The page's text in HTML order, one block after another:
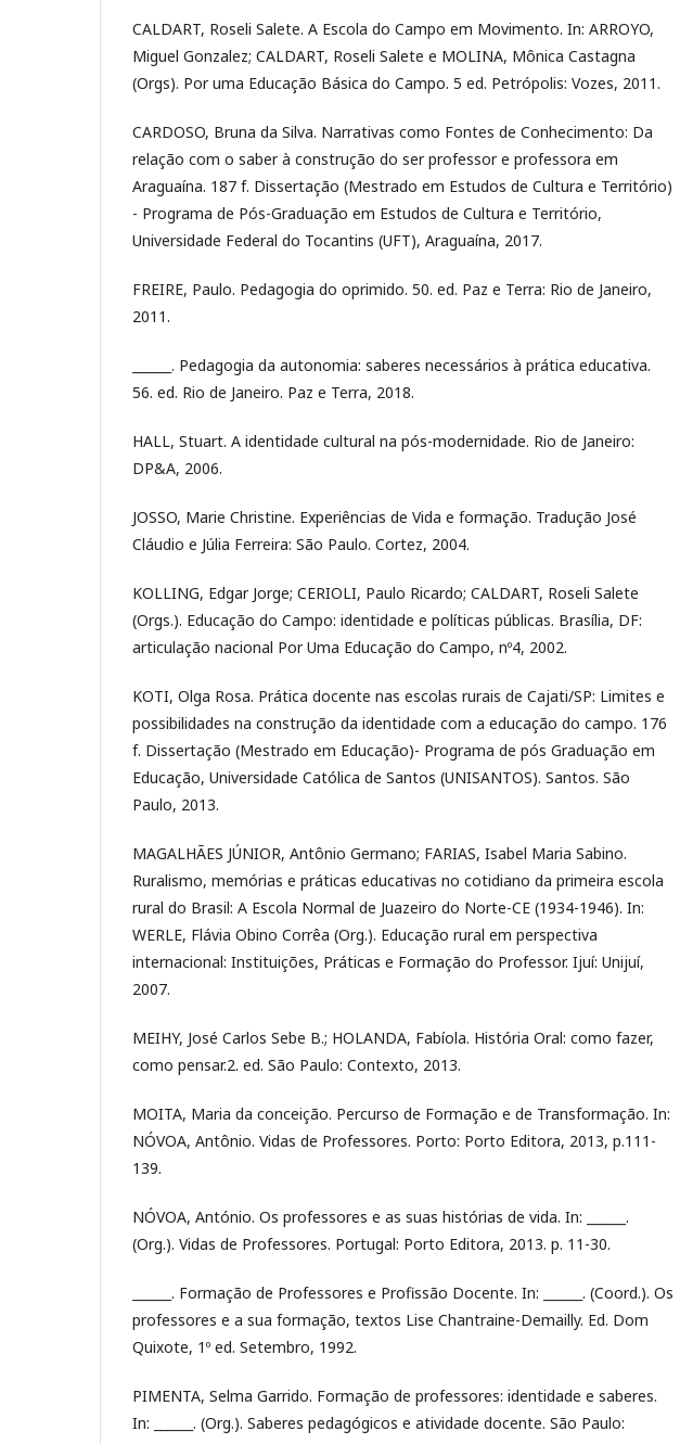
CALDART, Roseli Salete. A Escola do Campo em Movimento. In: ARROYO,
Miguel Gonzalez; CALDART, Roseli Salete e MOLINA, Mônica Castagna
(Orgs). Por uma Educação Básica do Campo. 5 ed. Petrópolis: Vozes, 2011.
CARDOSO, Bruna da Silva. Narrativas como Fontes de Conhecimento: Da
relação com o saber à construção do ser professor e professora em
Araguaína. 187 f. Dissertação (Mestrado em Estudos de Cultura e Território)
- Programa de Pós-Graduação em Estudos de Cultura e Território,
Universidade Federal do Tocantins (UFT), Araguaína, 2017.
FREIRE, Paulo. Pedagogia do oprimido. 50. ed. Paz e Terra: Rio de Janeiro,
2011.
______. Pedagogia da autonomia: saberes necessários à prática educativa.
56. ed. Rio de Janeiro. Paz e Terra, 2018.
HALL, Stuart. A identidade cultural na pós-modernidade. Rio de Janeiro:
DP&A, 2006.
JOSSO, Marie Christine. Experiências de Vida e formação. Tradução José
Cláudio e Júlia Ferreira: São Paulo. Cortez, 2004.
KOLLING, Edgar Jorge; CERIOLI, Paulo Ricardo; CALDART, Roseli Salete
(Orgs.). Educação do Campo: identidade e políticas públicas. Brasília, DF:
articulação nacional Por Uma Educação do Campo, nº4, 2002.
KOTI, Olga Rosa. Prática docente nas escolas rurais de Cajati/SP: Limites e
possibilidades na construção da identidade com a educação do campo. 176
f. Dissertação (Mestrado em Educação)- Programa de pós Graduação em
Educação, Universidade Católica de Santos (UNISANTOS). Santos. São
Paulo, 2013.
MAGALHÃES JÚNIOR, Antônio Germano; FARIAS, Isabel Maria Sabino.
Ruralismo, memórias e práticas educativas no cotidiano da primeira escola
rural do Brasil: A Escola Normal de Juazeiro do Norte-CE (1934-1946). In:
WERLE, Flávia Obino Corrêa (Org.). Educação rural em perspectiva
internacional: Instituições, Práticas e Formação do Professor. Ijuí: Unijuí,
2007.
MEIHY, José Carlos Sebe B.; HOLANDA, Fabíola. História Oral: como fazer,
como pensar.2. ed. São Paulo: Contexto, 2013.
MOITA, Maria da conceição. Percurso de Formação e de Transformação. In:
NÓVOA, Antônio. Vidas de Professores. Porto: Porto Editora, 2013, p.111-
139.
NÓVOA, António. Os professores e as suas histórias de vida. In: ______.
(Org.). Vidas de Professores. Portugal: Porto Editora, 2013. p. 11-30.
______. Formação de Professores e Profissão Docente. In: ______. (Coord.). Os
professores e a sua formação, textos Lise Chantraine-Demailly. Ed. Dom
Quixote, 1º ed. Setembro, 1992.
PIMENTA, Selma Garrido. Formação de professores: identidade e saberes.
In: ______. (Org.). Saberes pedagógicos e atividade docente. São Paulo: